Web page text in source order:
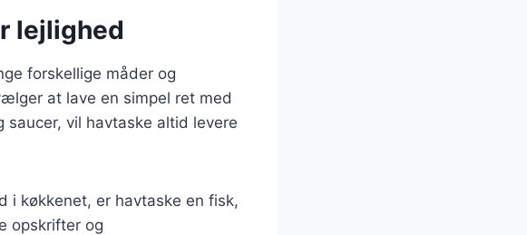
lejlighed
forskellige måder og
at lave en simpel ret med
saucer, vil havtaske altid levere
i køkkenet, er havtaske en fisk,
opskrifter og